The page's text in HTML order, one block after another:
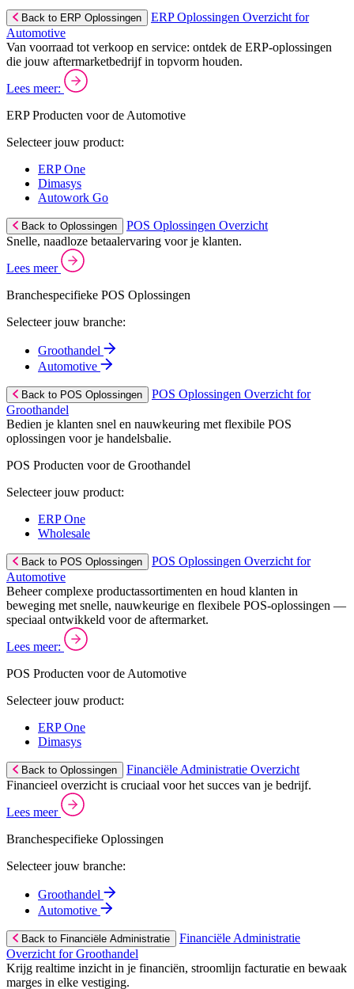
Back to ERP Oplossingen
ERP Oplossingen Overzicht for
Automotive
Van voorraad tot verkoop en service: ontdek de ERP-oplossingen
die jouw aftermarketbedrijf in topvorm houden.
Lees meer:
ERP Producten voor de Automotive
Selecteer jouw product:
ERP One
Dimasys
Autowork Go
Back to Oplossingen
POS Oplossingen Overzicht
Snelle, naadloze betaalervaring voor je klanten.
Lees meer
Branchespecifieke POS Oplossingen
Selecteer jouw branche:
Groothandel
Automotive
Back to POS Oplossingen
POS Oplossingen Overzicht for
Groothandel
Bedien je klanten snel en nauwkeuring met flexibile POS
oplossingen voor je handelsbalie.
POS Producten voor de Groothandel
Selecteer jouw product:
ERP One
Wholesale
Back to POS Oplossingen
POS Oplossingen Overzicht for
Automotive
Beheer complexe productassortimenten en houd klanten in
beweging met snelle, nauwkeurige en flexibele POS-oplossingen —
speciaal ontwikkeld voor de aftermarket.
Lees meer:
POS Producten voor de Automotive
Selecteer jouw product:
ERP One
Dimasys
Back to Oplossingen
Financiële Administratie Overzicht
Financieel overzicht is cruciaal voor het succes van je bedrijf.
Lees meer
Branchespecifieke Oplossingen
Selecteer jouw branche:
Groothandel
Automotive
Back to Financiële Administratie
Financiële Administratie
Overzicht for Groothandel
Krijg realtime inzicht in je financiën, stroomlijn facturatie en bewaak
marges in elke vestiging.